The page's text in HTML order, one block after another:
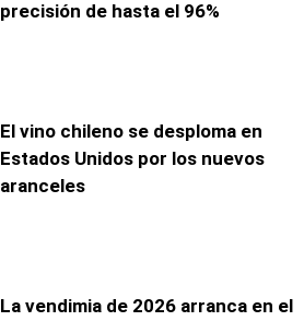
precisión de hasta el 96%
El vino chileno se desploma en
Estados Unidos por los nuevos
aranceles
La vendimia de 2026 arranca en el